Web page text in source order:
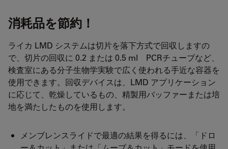
消耗品を節約！
ライカ LMD システムは切片を落下方式で回収しますの
で、切片の回収に 0.2 または 0.5 ml PCRチューブなど、
検査室にある分子生物学実験で広く使われる手近な容器を
使用できます。回収デバイスは、LMD アプリケーション
に応じて、乾燥しているもの、精製用バッファーまたは培
地を満たしたものを使用します。
メンブレンスライドで最適の結果を得るには、「ドロ